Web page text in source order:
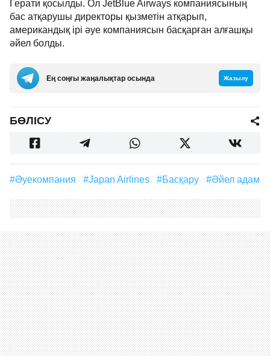
Герати қосылды. Ол JetBlue Airways компаниясының
бас атқарушы директоры қызметін атқарып,
американдық ірі әуе компаниясын басқарған алғашқы
әйел болды.
Ең соңғы жаңалықтар осында Жазылу
БӨЛІСУ
#әуекомпания #Japan Airlines #басқару #әйел адам